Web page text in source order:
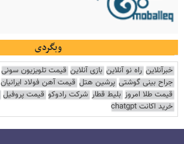
وبگردی
خبرآنلاین راه نو آنلاین بازی آنلاین قیمت تلویزیون سونی
جراح بینی گوشتی پرشین هتل قیمت آهن فولاد ایرانیان
قیمت طلا امروز بلیط قطار شرکت رادوکو قیمت پروفیل
خرید اکانت chatgpt